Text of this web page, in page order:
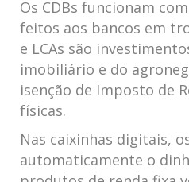
Os CDBs funcionam
feitos aos bancos em
e LCAs são
imobiliário e do
isenção de Imposto de
físicas.
Nas caixinhas digitais,
automaticamente o